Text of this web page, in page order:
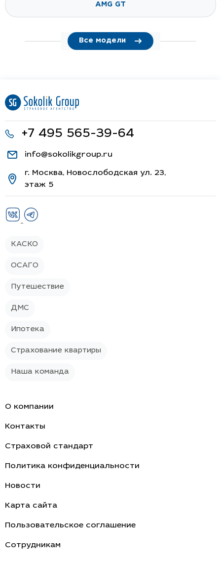
AMG GT
Все модели
+7 495 565-39-64
info@sokolikgroup.ru
г. Москва, Новослободская ул. 23,
этаж 5
КАСКО
ОСАГО
Путешествие
ДМС
Ипотека
Страхование квартиры
Наша команда
О компании
Контакты
Страховой стандарт
Политика конфиденциальности
Новости
Карта сайта
Пользовательское соглашение
Cотрудникам